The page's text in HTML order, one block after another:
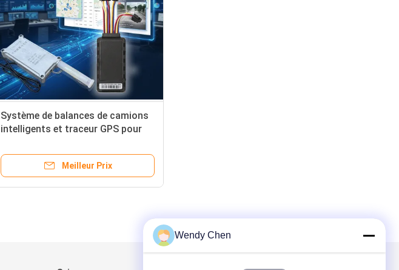
Système de balances de camions
intelligents et traceur GPS pour
fret
Meilleur Prix
Wendy Chen